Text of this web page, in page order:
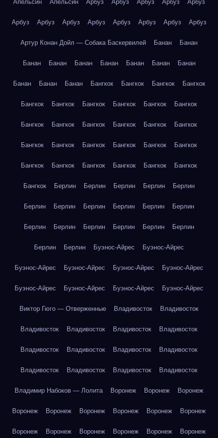
Апельсин Апельсин Арбуз Арбуз Арбуз Арбуз Арбуз
Арбуз Арбуз Арбуз Арбуз Арбуз Арбуз Арбуз Арбуз
Артур Конан Дойл — Собака Баскервилей Банан Банан
Банан Банан Банан Банан Банан Банан Банан
Банан Банан Банан Бангкок Бангкок Бангкок Бангкок
Бангкок Бангкок Бангкок Бангкок Бангкок Бангкок
Бангкок Бангкок Бангкок Бангкок Бангкок Бангкок
Бангкок Бангкок Бангкок Бангкок Бангкок Бангкок
Бангкок Бангкок Бангкок Бангкок Бангкок Бангкок
Бангкок Берлин Берлин Берлин Берлин Берлин
Берлин Берлин Берлин Берлин Берлин Берлин
Берлин Берлин Берлин Берлин Берлин Берлин
Берлин Берлин Буэнос-Айрес Буэнос-Айрес
Буэнос-Айрес Буэнос-Айрес Буэнос-Айрес Буэнос-Айрес
Буэнос-Айрес Буэнос-Айрес Буэнос-Айрес Буэнос-Айрес
Виктор Гюго — Отверженные Владивосток Владивосток
Владивосток Владивосток Владивосток Владивосток
Владивосток Владивосток Владивосток Владивосток
Владивосток Владивосток Владивосток Владивосток
Владимир Набоков — Лолита Воронеж Воронеж Воронеж
Воронеж Воронеж Воронеж Воронеж Воронеж Воронеж
Воронеж Воронеж Воронеж Воронеж Воронеж Воронеж